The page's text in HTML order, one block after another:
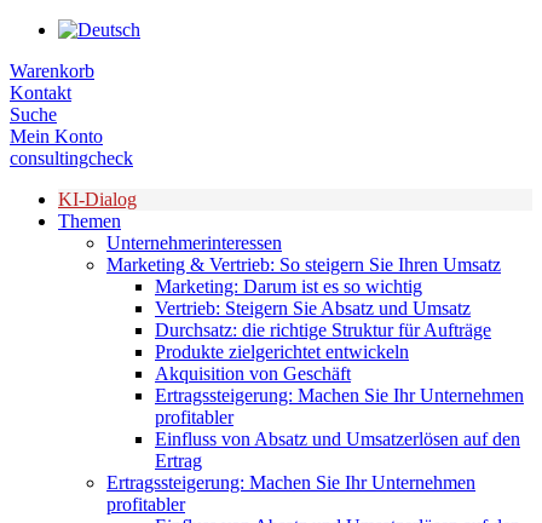
Zum
springen
Warenkorb
Kontakt
Suche
Mein Konto
consultingcheck
KI-Dialog
Themen
Unternehmerinteressen
Marketing & Vertrieb: So steigern Sie Ihren Umsatz
Marketing: Darum ist es so wichtig
Vertrieb: Steigern Sie Absatz und Umsatz
Durchsatz: die richtige Struktur für Aufträge
Produkte zielgerichtet entwickeln
Akquisition von Geschäft
Ertragssteigerung: Machen Sie Ihr Unternehmen
profitabler
Einfluss von Absatz und Umsatzerlösen auf den
Ertrag
Ertragssteigerung: Machen Sie Ihr Unternehmen
profitabler